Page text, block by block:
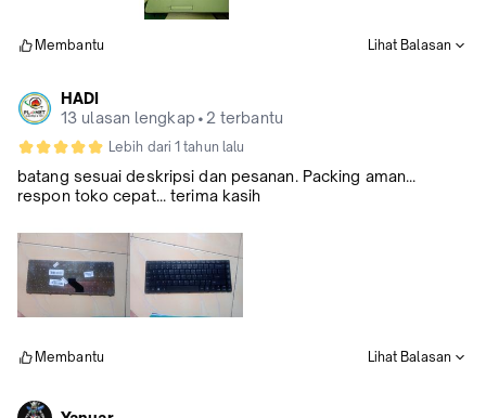
Membantu Lihat Balasan
HADI
13 ulasan lengkap • 2 terbantu
Lebih dari 1 tahun lalu
batang sesuai deskripsi dan pesanan. Packing aman...
respon toko cepat... terima kasih
Membantu Lihat Balasan